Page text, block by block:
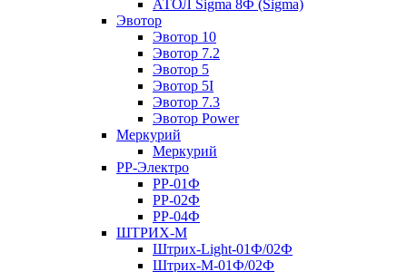
АТОЛ Sigma 8Ф (Sigma)
Эвотор
Эвотор 10
Эвотор 7.2
Эвотор 5
Эвотор 5I
Эвотор 7.3
Эвотор Power
Меркурий
Меркурий
РР-Электро
РР-01Ф
РР-02Ф
РР-04Ф
ШТРИХ-М
Штрих-Light-01Ф/02Ф
Штрих-М-01Ф/02Ф